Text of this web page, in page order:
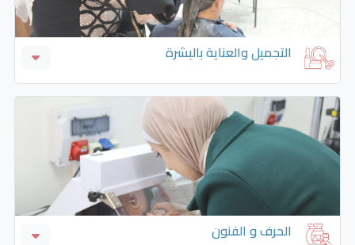
التجميل والعناية بالبشرة
التجميل والعناية بالبشرة
الحرف و الفنون